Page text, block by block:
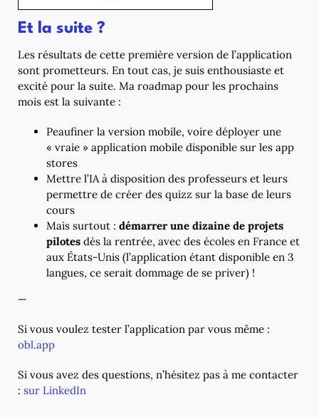
Et la suite ?
Les résultats de cette première version de l’application
sont prometteurs. En tout cas, je suis enthousiaste et
excité pour la suite. Ma roadmap pour les prochains
mois est la suivante :
Peaufiner la version mobile, voire déployer une
« vraie » application mobile disponible sur les app
stores
Mettre l’IA à disposition des professeurs et leurs
permettre de créer des quizz sur la base de leurs
cours
Mais surtout : démarrer une dizaine de projets
pilotes dès la rentrée, avec des écoles en France et
aux États-Unis (l’application étant disponible en 3
langues, ce serait dommage de se priver) !
—
Si vous voulez tester l’application par vous même :
obl.app
Si vous avez des questions, n’hésitez pas à me contacter
: sur LinkedIn